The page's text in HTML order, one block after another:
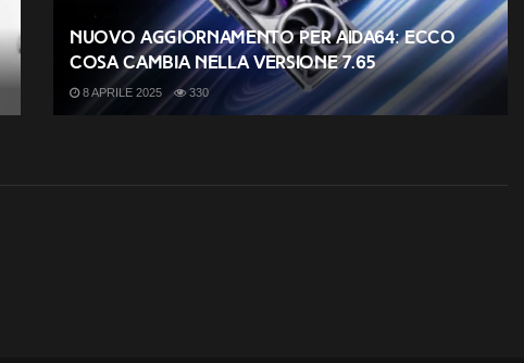
Nuovo aggiornamento per AIDA64: ecco
cosa cambia nella versione 7.65
8 APRILE 2025 330